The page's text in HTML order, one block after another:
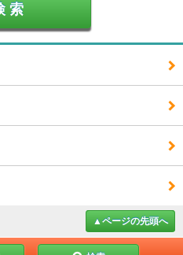
▲ページの先頭へ